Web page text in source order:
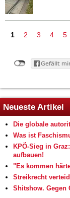
Seiten
1 2 3 4 5
Neueste Artikel
Die globale
Was ist
KPÖ-Sieg in
aufbauen!
"Es kommen
Streikrecht
Shitshow. Gegen